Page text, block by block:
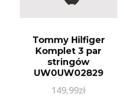
Tommy Hilfiger
Komplet 3 par
stringów
UW0UW02829
Czarny
149,99zł